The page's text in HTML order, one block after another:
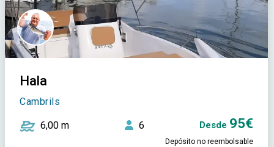
Hala
Cambrils
6,00 m 6 Desde 95€
Depósito no reembolsable